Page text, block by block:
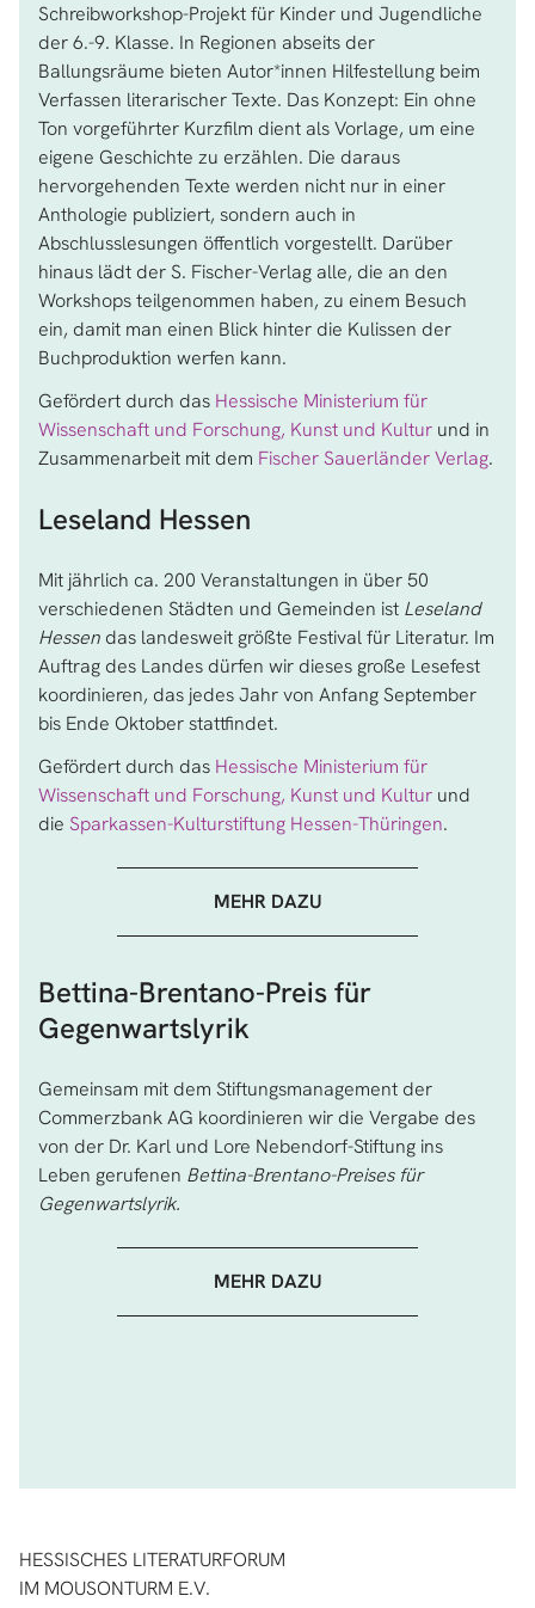
Schreibworkshop-Projekt für Kinder und Jugendliche
der 6.-9. Klasse. In Regionen abseits der
Ballungsräume bieten Autor*innen Hilfestellung beim
Verfassen literarischer Texte. Das Konzept: Ein ohne
Ton vorgeführter Kurzfilm dient als Vorlage, um eine
eigene Geschichte zu erzählen. Die daraus
hervorgehenden Texte werden nicht nur in einer
Anthologie publiziert, sondern auch in
Abschlusslesungen öffentlich vorgestellt. Darüber
hinaus lädt der S. Fischer-Verlag alle, die an den
Workshops teilgenommen haben, zu einem Besuch
ein, damit man einen Blick hinter die Kulissen der
Buchproduktion werfen kann.
Gefördert durch das Hessische Ministerium für
Wissenschaft und Forschung, Kunst und Kultur und in
Zusammenarbeit mit dem Fischer Sauerländer Verlag.
Leseland Hessen
Mit jährlich ca. 200 Veranstaltungen in über 50
verschiedenen Städten und Gemeinden ist Leseland
Hessen das landesweit größte Festival für Literatur. Im
Auftrag des Landes dürfen wir dieses große Lesefest
koordinieren, das jedes Jahr von Anfang September
bis Ende Oktober stattfindet.
Gefördert durch das Hessische Ministerium für
Wissenschaft und Forschung, Kunst und Kultur und
die Sparkassen-Kulturstiftung Hessen-Thüringen.
MEHR DAZU
Bettina-Brentano-Preis für
Gegenwartslyrik
Gemeinsam mit dem Stiftungsmanagement der
Commerzbank AG koordinieren wir die Vergabe des
von der Dr. Karl und Lore Nebendorf-Stiftung ins
Leben gerufenen Bettina-Brentano-Preises für
Gegenwartslyrik.
MEHR DAZU
HESSISCHES LITERATURFORUM
IM MOUSONTURM E.V.